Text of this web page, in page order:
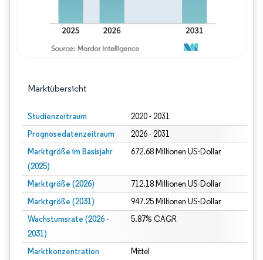
Marktübersicht
Studienzeitraum 2020 - 2031
Prognosedatenzeitraum 2026 - 2031
Marktgröße im Basisjahr
(2025)
672.68 Millionen US-Dollar
Marktgröße (2026) 712.18 Millionen US-Dollar
Marktgröße (2031) 947.25 Millionen US-Dollar
Wachstumsrate (2026 -
2031)
5.87% CAGR
Marktkonzentration Mittel